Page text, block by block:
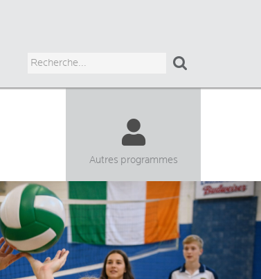

Autres programmes
ADULTES
JUNIORS
HIGH SCHOOL
UNIVERSITAIRE